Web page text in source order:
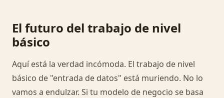
El futuro del trabajo de nivel
básico
Aquí está la verdad incómoda. El trabajo de nivel
básico de "entrada de datos" está muriendo. No lo
vamos a endulzar. Si tu modelo de negocio se basa